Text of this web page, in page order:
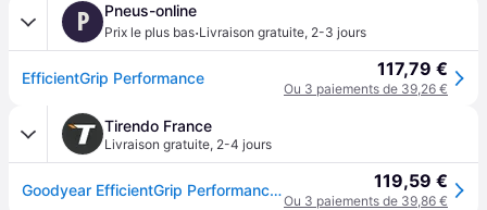
P Pneus-online
Prix le plus bas·Livraison gratuite, 2-3 jours
EfficientGrip Performance 117,79 €
Ou 3 paiements de 39,26 €
Tirendo France
Livraison gratuite, 2-4 jours
Goodyear EfficientGrip Performance ( 205/55 R17 91V EVR ) 119,59 €
Ou 3 paiements de 39,86 €